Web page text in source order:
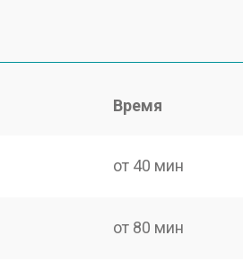
Время
от 40 мин
от 80 мин